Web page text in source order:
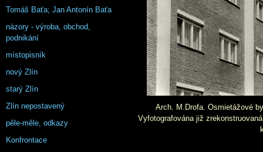
Arch. M.Drofa. Osmietážové
Vyfotografována již
Tomáš Baťa; Jan Antonín Baťa
názory - výroba, obchod,
podnikání
místopisník
nový Zlín
starý Zlín
Zlín nepostavený
pêle-mêle, odkazy
Konfrontace